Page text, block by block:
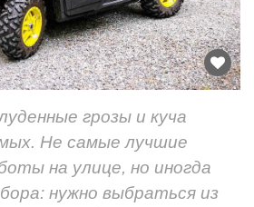
грозы и куча
Не самые лучшие
на улице, но иногда
нужно выбраться из